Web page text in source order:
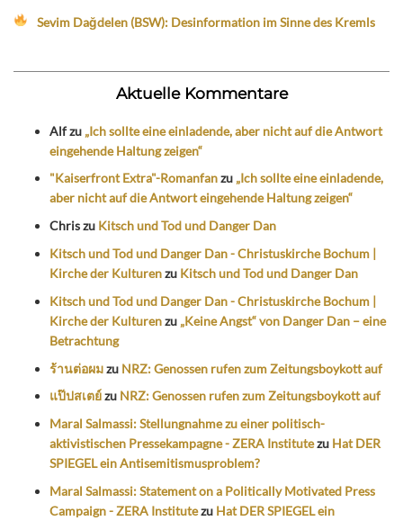
Sevim Dağdelen (BSW): Desinformation im Sinne des Kremls
Aktuelle Kommentare
Alfzu „Ich sollte eine einladende, aber nicht auf die Antwort
eingehende Haltung zeigen“
"Kaiserfront Extra"-Romanfanzu „Ich sollte eine einladende,
aber nicht auf die Antwort eingehende Haltung zeigen“
Chriszu Kitsch und Tod und Danger Dan
Kitsch und Tod und Danger Dan - Christuskirche Bochum |
Kirche der Kulturenzu Kitsch und Tod und Danger Dan
Kitsch und Tod und Danger Dan - Christuskirche Bochum |
Kirche der Kulturenzu „Keine Angst“ von Danger Dan – eine
Betrachtung
ร้านต่อผมzu NRZ: Genossen rufen zum Zeitungsboykott auf
แป๊ปสเตย์zu NRZ: Genossen rufen zum Zeitungsboykott auf
Maral Salmassi: Stellungnahme zu einer politisch-
aktivistischen Pressekampagne - ZERA Institutezu Hat DER
SPIEGEL ein Antisemitismusproblem?
Maral Salmassi: Statement on a Politically Motivated Press
Campaign - ZERA Institutezu Hat DER SPIEGEL ein